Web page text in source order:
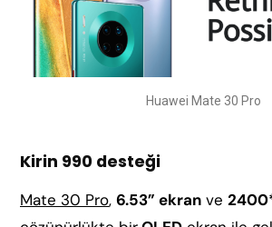
Huawei Mate 30 Pro
Kirin 990 desteği
Mate 30 Pro, 6.53” ekran ve